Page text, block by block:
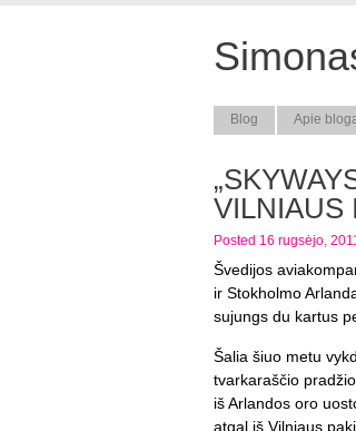
Blog Apie
VILNIAUS
Posted 16 rugsėjo,
Švedijos
ir Stokholmo
sujungs du kartus
Šalia šiuo metu
tvarkaraščio
iš Arlandos oro
atgal iš Vilniaus